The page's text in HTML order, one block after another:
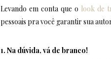
Levando em conta que o look de
pessoais pra você garantir sua
1. Na dúvida, vá de branco!